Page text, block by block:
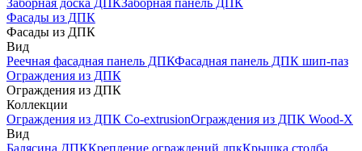
Заборная доска ДПКЗаборная панель ДПК
Фасады из ДПК
Фасады из ДПК
Вид
Реечная фасадная панель ДПКФасадная панель ДПК шип-паз
Ограждения из ДПК
Ограждения из ДПК
Коллекции
Ограждения из ДПК Co-extrusionОграждения из ДПК Wood-X
Вид
Балясина ДПККрепление ограждений дпкКрышка столба